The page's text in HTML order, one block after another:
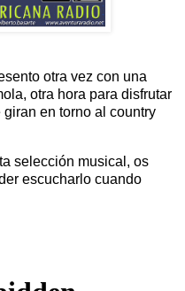
otra vez con una
otra hora para disfrutar
en torno al country
selección musical, os
escucharlo cuando